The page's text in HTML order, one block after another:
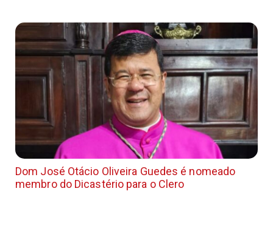
Dom José Otácio Oliveira Guedes é nomeado
membro do Dicastério para o Clero